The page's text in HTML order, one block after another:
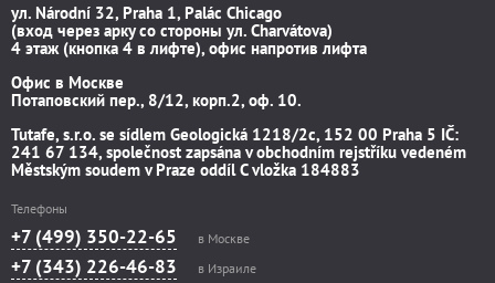
ул. Národní 32, Praha 1, Palác Chicago
(вход через арку со стороны ул. Charvátova)
4 этаж (кнопка 4 в лифте), офис напротив лифта
Офис в Москве
Потаповский пер., 8/12, корп.2, оф. 10.
Tutafe, s.r.o. se sídlem Geologická 1218/2c, 152 00 Praha 5 IČ:
241 67 134, společnost zapsána v obchodním rejstříku vedeném
Městským soudem v Praze oddíl C vložka 184883
Телефоны
+7 (499) 350-22-65 в Москве
+7 (343) 226-46-83 в Израиле